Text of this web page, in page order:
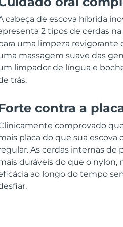
cabeça de escova híbrida
2 tipos de cerdas
uma limpeza revigorante
massagem suave das
limpador de língua e
trás.
contra a
comprovado
placa do que sua escova
As cerdas internas de
duráveis do que o nylon,
ao longo do tempo